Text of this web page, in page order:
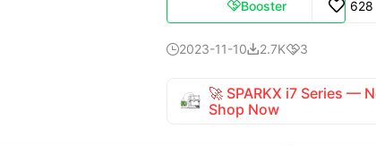
Booster 628
2023-11-102.7K3
🚀 SPARKX i7 Series —
Shop Now